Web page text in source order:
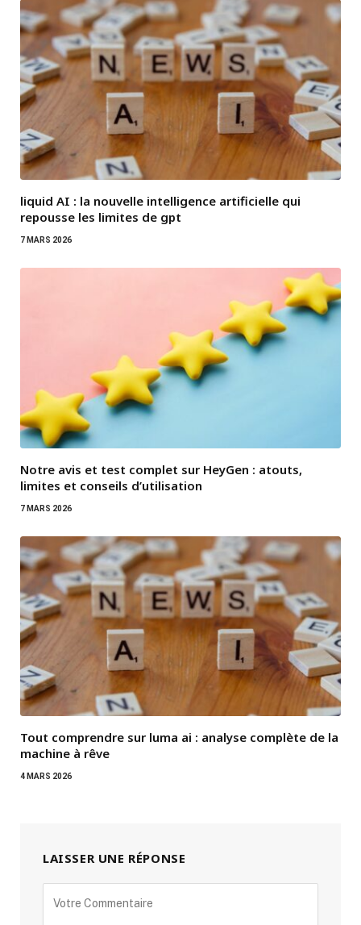
liquid AI : la nouvelle intelligence artificielle qui
repousse les limites de gpt
7 MARS 2026
Notre avis et test complet sur HeyGen : atouts,
limites et conseils d’utilisation
7 MARS 2026
Tout comprendre sur luma ai : analyse complète de la
machine à rêve
4 MARS 2026
LAISSER UNE RÉPONSE